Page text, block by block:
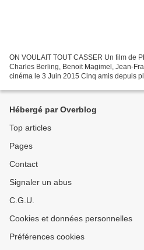
ON VOULAIT TOUT CASSER Un film de
Charles Berling, Benoit Magimel, Jean-
cinéma le 3 Juin 2015 Cinq amis depuis
Hébergé par Overblog
Top articles
Pages
Contact
Signaler un abus
C.G.U.
Cookies et données personnelles
Préférences cookies